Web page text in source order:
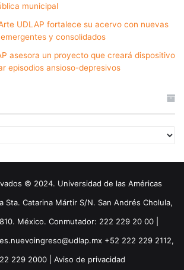
municipal
UDLAP fortalece su acervo con nuevas
y consolidados
asesora un proyecto que creará dispositivo
episodios ansioso-depresivos
© 2024. Universidad de las Américas
Sta. Catarina Mártir S/N. San Andrés Cholula,
México. Conmutador: 222 229 20 00 |
+52 222 229 2112,
229 2000 | Aviso de privacidad